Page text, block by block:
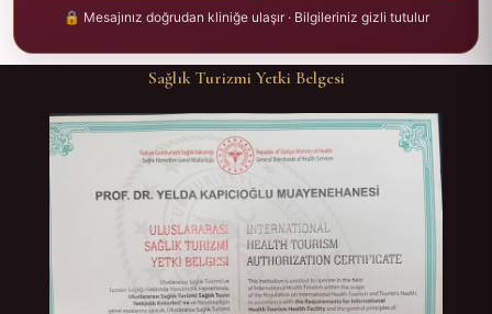
🔒 Mesajınız doğrudan kliniğe ulaşır · Bilgileriniz gizli tutulur
Sağlık Turizmi Yetki Belgesi